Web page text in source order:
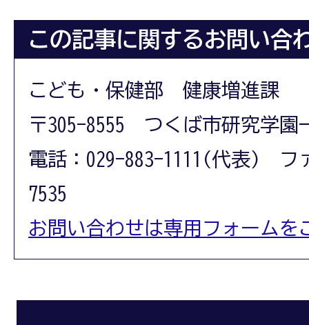
この記事に関するお問い合
こども・保健部 健康増進課
〒305-8555 つくば市研究学園
電話：029-883-1111(代表) フ
7535
お問い合わせは専用フォームを